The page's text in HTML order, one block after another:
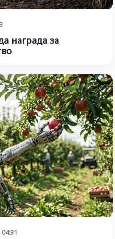
награда за
04:31